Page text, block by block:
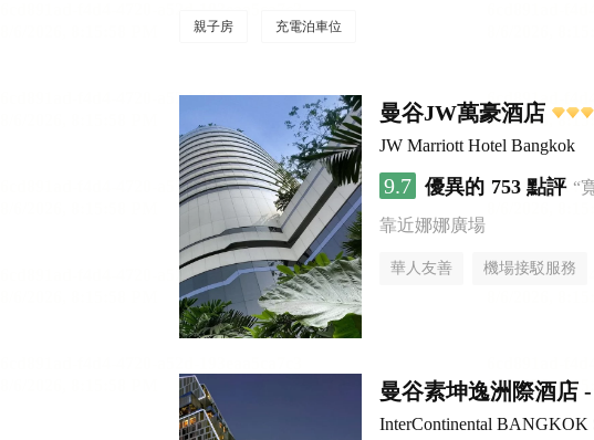
親子房 充電泊車位
曼谷JW萬豪酒店
JW Marriott Hotel Bangkok
9.7 優異的 753 點評 “
靠近娜娜廣場
華人友善 機場接駁服務
曼谷素坤逸洲際酒店
InterContinental